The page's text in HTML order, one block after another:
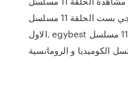
مترجمة ايجي بست الحلقة 11 مسلسل Friends الموسم
الاول. egybest ايجي بست الحلقة 11 مسلسل Friends
الكوميديا و الرومانسية